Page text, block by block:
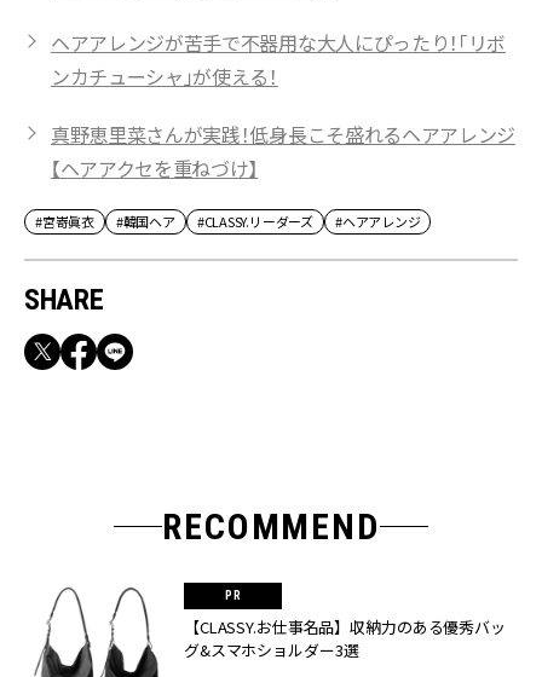
ヘアアレンジが苦手で不器用な大人にぴったり！「リボ
ンカチューシャ」が使える！
真野恵里菜さんが実践！低身長こそ盛れるヘアアレンジ
【ヘアアクセを重ねづけ】
#宮嵜眞衣 #韓国ヘア #CLASSY.リーダーズ #ヘアアレンジ
SHARE
RECOMMEND
【CLASSY.お仕事名品】収納力のある優秀バッ
グ&スマホショルダー3選